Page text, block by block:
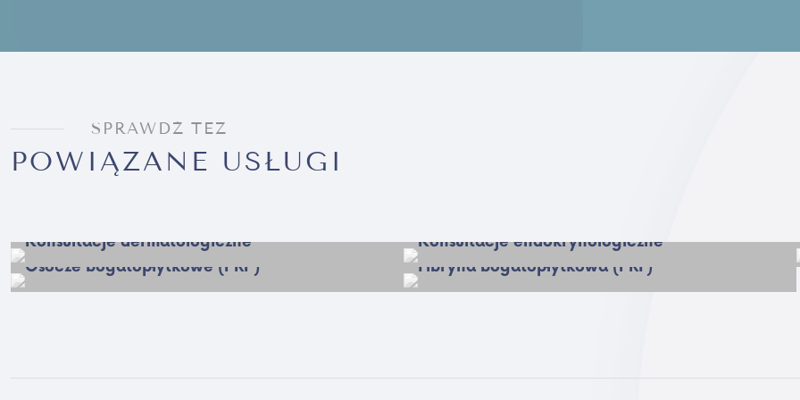
SPRAWDŹ TEŻ
POWIĄZANE USŁUGI
Konsultacje dermatologiczne Konsultacje endokrynologiczne
Osocze bogatopłytkowe (PRP)
Fibryna bogatopłytkowa (PRF)